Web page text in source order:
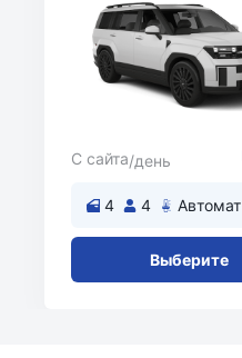
С сайта/день
4 4 Автомат
Выберите